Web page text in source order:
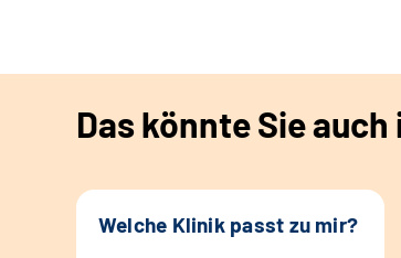
Das könnte Sie
Welche Klinik passt zu mir?